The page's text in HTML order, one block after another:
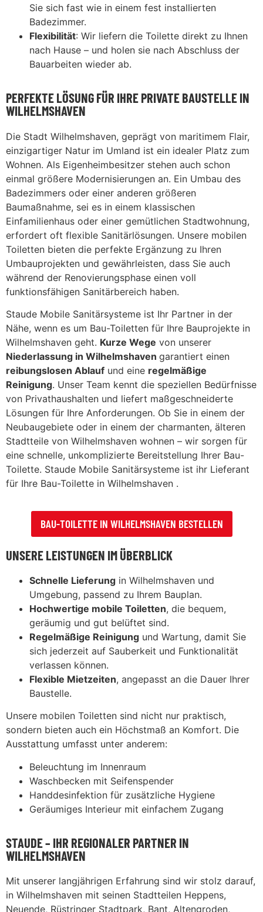
Sie sich fast wie in einem fest installierten
Badezimmer.
Flexibilität: Wir liefern die Toilette direkt zu Ihnen
nach Hause – und holen sie nach Abschluss der
Bauarbeiten wieder ab.
PERFEKTE LÖSUNG FÜR IHRE PRIVATE BAUSTELLE IN
WILHELMSHAVEN
Die Stadt Wilhelmshaven, geprägt von maritimem Flair,
einzigartiger Natur im Umland ist ein idealer Platz zum
Wohnen. Als Eigenheimbesitzer stehen auch schon
einmal größere Modernisierungen an. Ein Umbau des
Badezimmers oder einer anderen größeren
Baumaßnahme, sei es in einem klassischen
Einfamilienhaus oder einer gemütlichen Stadtwohnung,
erfordert oft flexible Sanitärlösungen. Unsere mobilen
Toiletten bieten die perfekte Ergänzung zu Ihren
Umbauprojekten und gewährleisten, dass Sie auch
während der Renovierungsphase einen voll
funktionsfähigen Sanitärbereich haben.
Staude Mobile Sanitärsysteme ist Ihr Partner in der
Nähe, wenn es um Bau-Toiletten für Ihre Bauprojekte in
Wilhelmshaven geht. Kurze Wege von unserer
Niederlassung in Wilhelmshaven garantiert einen
reibungslosen Ablauf und eine regelmäßige
Reinigung. Unser Team kennt die speziellen Bedürfnisse
von Privathaushalten und liefert maßgeschneiderte
Lösungen für Ihre Anforderungen. Ob Sie in einem der
Neubaugebiete oder in einem der charmanten, älteren
Stadtteile von Wilhelmshaven wohnen – wir sorgen für
eine schnelle, unkomplizierte Bereitstellung Ihrer Bau-
Toilette. Staude Mobile Sanitärsysteme ist ihr Lieferant
für Ihre Bau-Toilette in Wilhelmshaven .
BAU-TOILETTE IN WILHELMSHAVEN BESTELLEN
UNSERE LEISTUNGEN IM ÜBERBLICK
Schnelle Lieferung in Wilhelmshaven und
Umgebung, passend zu Ihrem Bauplan.
Hochwertige mobile Toiletten, die bequem,
geräumig und gut belüftet sind.
Regelmäßige Reinigung und Wartung, damit Sie
sich jederzeit auf Sauberkeit und Funktionalität
verlassen können.
Flexible Mietzeiten, angepasst an die Dauer Ihrer
Baustelle.
Unsere mobilen Toiletten sind nicht nur praktisch,
sondern bieten auch ein Höchstmaß an Komfort. Die
Ausstattung umfasst unter anderem:
Beleuchtung im Innenraum
Waschbecken mit Seifenspender
Handdesinfektion für zusätzliche Hygiene
Geräumiges Interieur mit einfachem Zugang
STAUDE – IHR REGIONALER PARTNER IN
WILHELMSHAVEN
Mit unserer langjährigen Erfahrung sind wir stolz darauf,
in Wilhelmshaven mit seinen Stadtteilen Heppens,
Neuende, Rüstringer Stadtpark, Bant, Altengroden,